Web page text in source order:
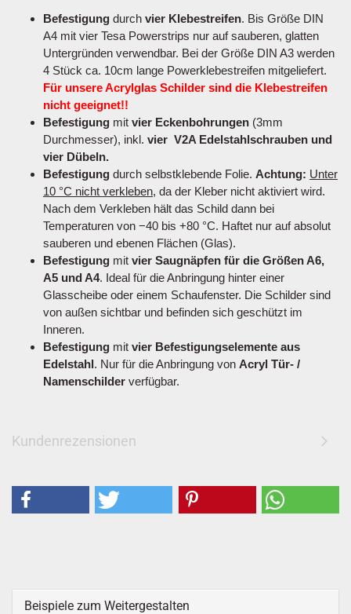
Befestigung durch vier Klebestreifen. Bis Größe DIN
A4 mit vier Tesa Powerstrips nur auf sauberen, glatten
Untergründen verwendbar. Bei der Größe DIN A3 werden
4 Stück ca. 10cm lange Powerklebestreifen mitgeliefert.
Für unsere Acrylglas Schilder sind die Klebestreifen
nicht geeignet!!
Befestigung mit vier Eckenbohrungen (3mm
Durchmesser), inkl. vier V2A Edelstahlschrauben und
vier Dübeln.
Befestigung durch selbstklebende Folie. Achtung: Unter
10 °C nicht verkleben, da der Kleber nicht aktiviert wird.
Nach dem Verkleben hält das Schild dann bei
Temperaturen von −40 bis +80 °C. Haftet nur auf absolut
sauberen und ebenen Flächen (Glas).
Befestigung mit vier Saugnäpfen für die Größen A6,
A5 und A4. Ideal für die Anbringung hinter einer
Glasscheibe oder einem Schaufenster. Die Schilder sind
von außen sichtbar und befinden sich geschützt im
Inneren.
Befestigung mit vier Befestigungselemente aus
Edelstahl. Nur für die Anbringung von Acryl Tür- /
Namenschilder verfügbar.
Kundenrezensionen
Beispiele zum Weitergestalten